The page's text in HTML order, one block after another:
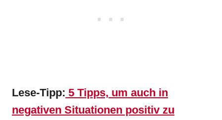
Lese-Tipp: 5 Tipps, um auch in
negativen Situationen positiv zu